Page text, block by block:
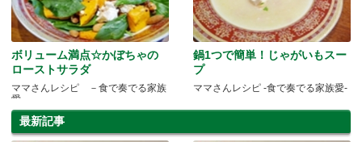
ボリューム満点☆かぼちゃの
ローストサラダ
ママさんレシピ －食で奏でる家族
愛－
鍋1つで簡単！じゃがいもスー
プ
ママさんレシピ -食で奏でる家族愛-
最新記事